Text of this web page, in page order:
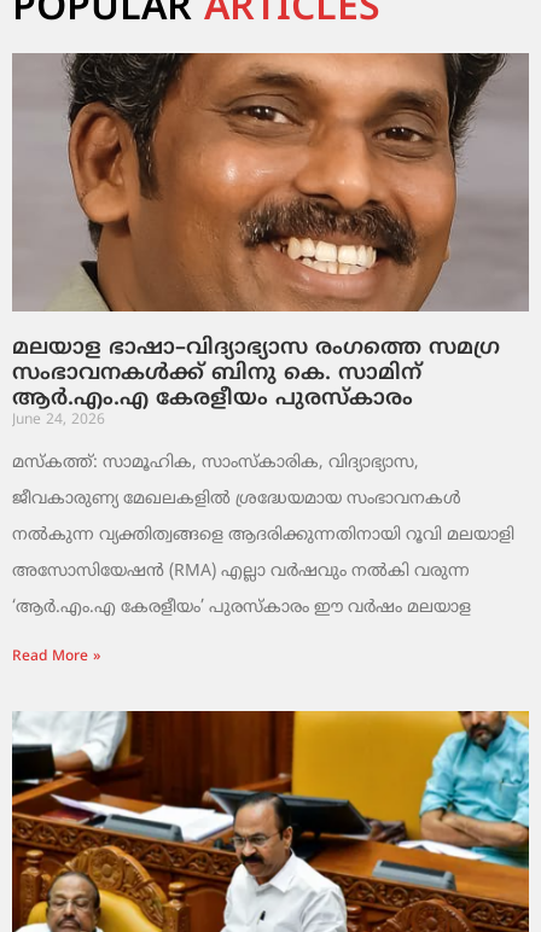
മലയാള ഭാഷാ–വിദ്യാഭ്യാസ രംഗത്തെ സമഗ്ര
സംഭാവനകൾക്ക് ബിനു കെ. സാമിന്
ആർ.എം.എ കേരളീയം പുരസ്‌കാരം
June 24, 2026
മസ്കത്ത്: സാമൂഹിക, സാംസ്‌കാരിക, വിദ്യാഭ്യാസ,
ജീവകാരുണ്യ മേഖലകളിൽ ശ്രദ്ധേയമായ സംഭാവനകൾ
നൽകുന്ന വ്യക്തിത്വങ്ങളെ ആദരിക്കുന്നതിനായി റൂവി മലയാളി
അസോസിയേഷൻ (RMA) എല്ലാ വർഷവും നൽകി വരുന്ന
‘ആർ.എം.എ കേരളീയം’ പുരസ്‌കാരം ഈ വർഷം മലയാള
Read More »